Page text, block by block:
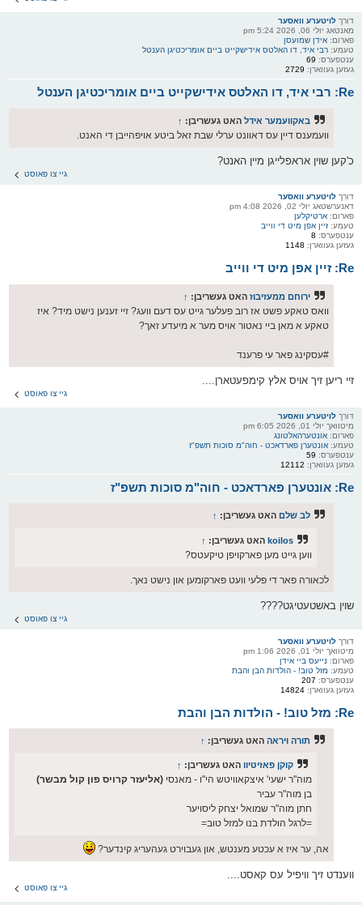
דורך לויטערע וואסער
מאנטאג יולי 06, 2026 5:24 pm
פארום: אידן שמועסן
טעמע: רבי איד, דו האלטס אידישקייט ביים אומריכטיגן הענטל
ענטפערס: 69
געזען געווארן: 2729
Re: רבי איד, דו האלטס אידישקייט ביים אומריכטיגן הענטל
באקוועמער אידל האט געשריבן: ↑
וועמענס דיין עס דאוונט ערלי שבת זאל ביטע אויפהייבן די האנט.
כ'קען שוין אראפלייגן מיין האנט?
גיי צו פאוסט
דורך לויטערע וואסער
דאנערשטאג יולי 02, 2026 4:08 pm
פארום: ארטיקלען
טעמע: זיין אפן מיט די ווייב
ענטפערס: 8
געזען געווארן: 1148
Re: זיין אפן מיט די ווייב
ירוחם ממעזיבוז האט געשריבן: ↑
וואס טאקע פשט אז רוב פעלער גייט עס דעם וועג? זיי זענען נישט מיד? איז
טאקע א מאן ביי נאטור אויס מער א מיעדע זאך?
#עסקינג פאר עי פרענד
זיי ריען זיך אויס אלץ קימפעטארן....
גיי צו פאוסט
דורך לויטערע וואסער
מיטוואך יולי 01, 2026 6:05 pm
פארום: אונטערהאלטונג
טעמע: אונטערן פארדאכט - חוה"מ סוכות תשפ"ז
ענטפערס: 59
געזען געווארן: 12112
Re: אונטערן פארדאכט - חוה"מ סוכות תשפ"ז
לב שלם האט געשריבן: ↑
koilos האט געשריבן: ↑
ווען גייט מען פארקויפן טיקעטס?
לכאורה פאר די פלעי וועט פארקומען און נישט נאך.
שוין באשטעטיגט????
גיי צו פאוסט
דורך לויטערע וואסער
מיטוואך יולי 01, 2026 1:06 pm
פארום: נייעס ביי אידן
טעמע: מזל טוב! - הולדות הבן והבת
ענטפערס: 207
געזען געווארן: 14824
Re: מזל טוב! - הולדות הבן והבת
תורה ויראה האט געשריבן: ↑
קוקן פאזיטיוו האט געשריבן: ↑
מוה"ר ישעי' איצקאוויטש הי"ו - מאנסי (אליעזר קרויס פון קול מבשר)
בן מוה"ר עביר
חתן מוה"ר שמואל יצחק ליסויער
=לרגל הולדת בנו למזל טוב=
אה, ער איז א עכטע מענטש, און געבוירט געהעריג קינדער?
ווענדט זיך וויפיל עס קאסט....
גיי צו פאוסט